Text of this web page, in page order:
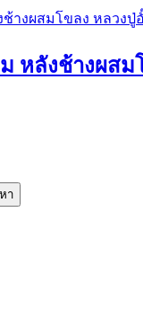
หลังช้างผสม
า